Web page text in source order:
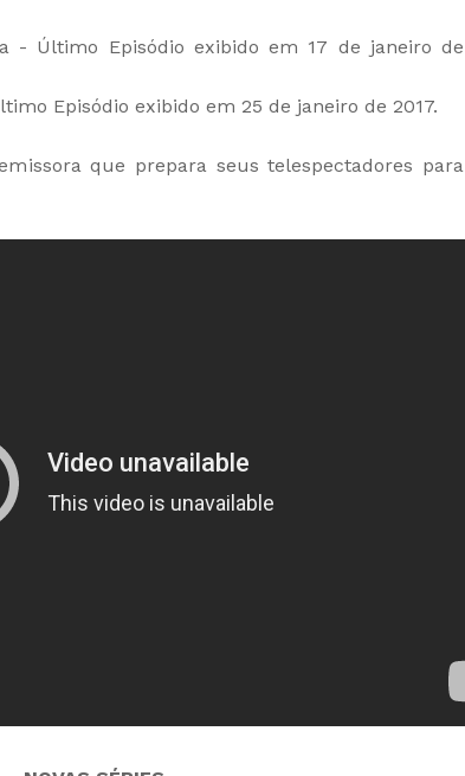
- Último Episódio exibido em 17 de janeiro de
Episódio exibido em 25 de janeiro de 2017.
que prepara seus telespectadores para